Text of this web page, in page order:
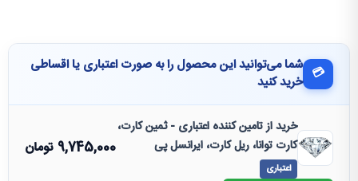
💳 شما می‌توانید این محصول را به صورت اعتباری یا اقساطی
خرید کنید
خرید از تامین کننده اعتباری - ثمین کارت،
کارت توانا، ریل کارت، ایرانسل پی
اعتباری
9,745,000 تومان